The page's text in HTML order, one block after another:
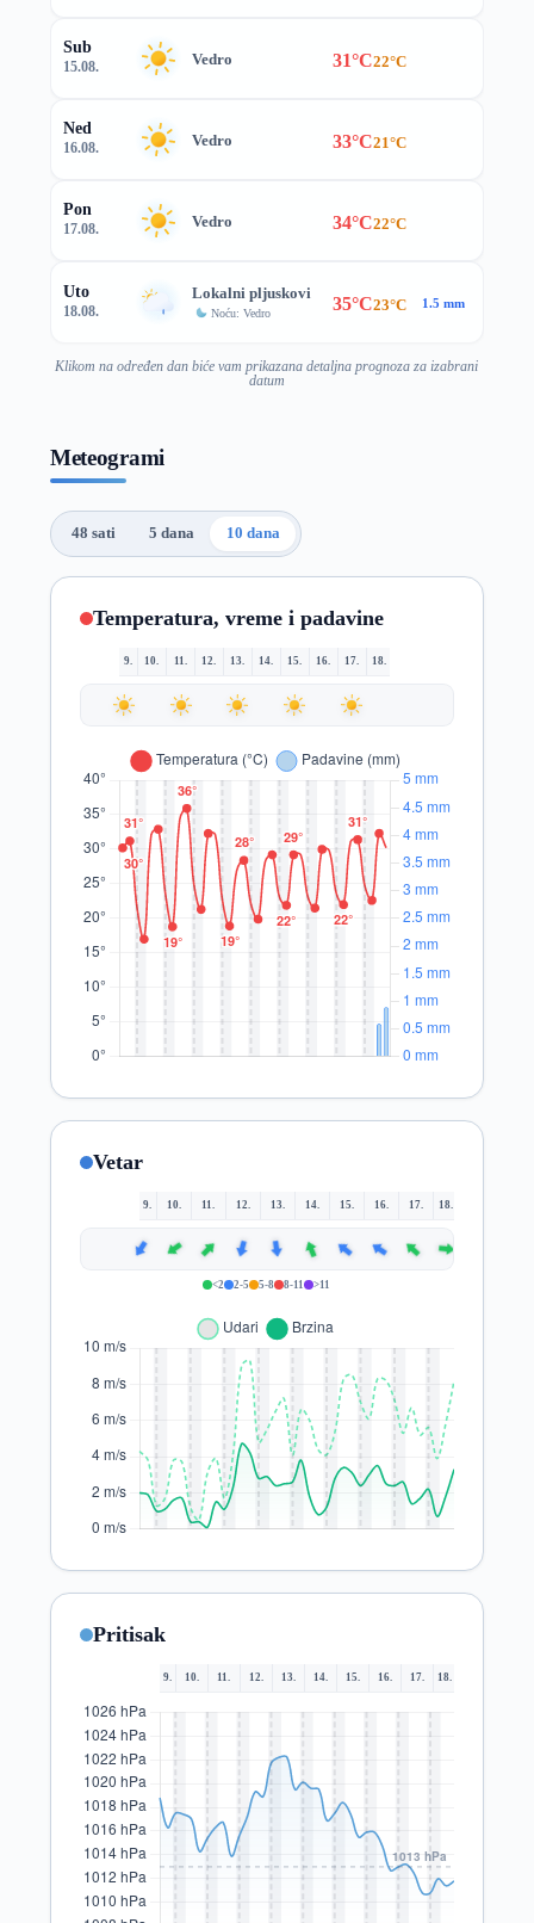
Sub
15.08. Vedro 31°C22°C
Ned
16.08. Vedro 33°C21°C
Pon
17.08. Vedro 34°C22°C
Uto
18.08.
Lokalni pljuskovi
Noću: Vedro 35°C23°C 1.5 mm
Klikom na određen dan biće vam prikazana detaljna prognoza za izabrani
datum
Meteogrami
48 sati 5 dana 10 dana
Temperatura, vreme i padavine
9. 10. 11. 12. 13. 14. 15. 16. 17. 18.
Vetar
9. 10. 11. 12. 13. 14. 15. 16. 17. 18.
Pritisak
9. 10. 11. 12. 13. 14. 15. 16. 17. 18.